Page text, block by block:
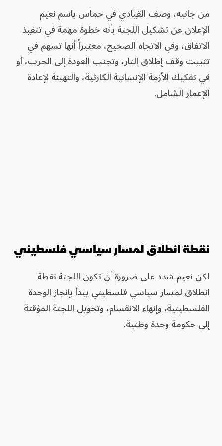
من جانبه، وصف القيادي في حماس باسم نعيم
الإعلان عن تشكيل اللجنة بأنه خطوة مهمة في تنفيذ
الاتفاق، وفي الاتجاه الصحيح، معتبراً أنها تسهم في
تثبيت وقف إطلاق النار، وتجنب العودة إلى الحرب، أو
في تفكيك الأزمة الإنسانية الكارثية، والتهيئة لإعادة
الإعمار الشامل.
نقطة انطلاق لمسار سياسي فلسطيني
لكن نعيم شدد على ضرورة أن تكون اللجنة نقطة
انطلاق لمسار سياسي فلسطيني يبدأ بإنجاز الوحدة
الفلسطينية، وإنهاء الانقسام، وتحويل اللجنة المؤقتة
إلى حكومة وحدة وطنية.